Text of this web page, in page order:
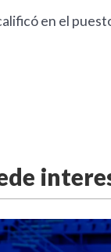
en el